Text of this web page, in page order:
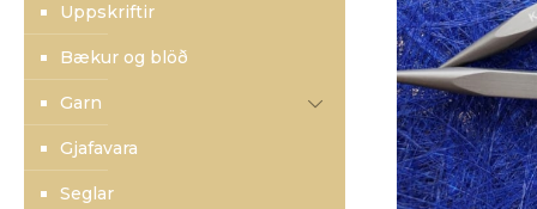
Uppskriftir
Bækur og blöð
Garn
Gjafavara
Seglar